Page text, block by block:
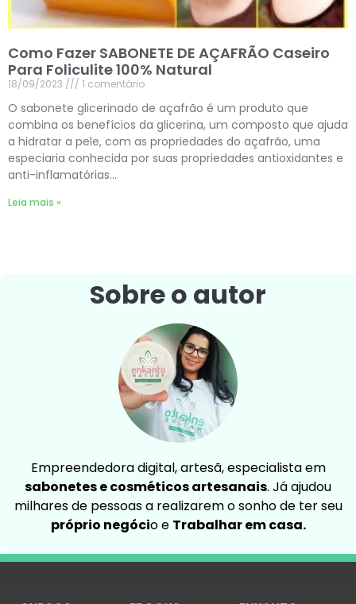
Como Fazer SABONETE DE AÇAFRÃO Caseiro
Para Foliculite 100% Natural
18/09/2023 1 comentário
O sabonete glicerinado de açafrão é um produto que
combina os benefícios da glicerina, um composto que ajuda
a hidratar a pele, com as propriedades do açafrão, uma
especiaria conhecida por suas propriedades antioxidantes e
anti-inflamatórias…
Leia mais »
Sobre o autor
Empreendedora digital, artesã, especialista em
sabonetes e cosméticos artesanais. Já ajudou
milhares de pessoas a realizarem o sonho de ter seu
próprio negócio e Trabalhar em casa.